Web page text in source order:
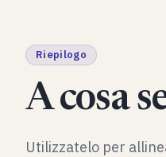
Riepilogo
A cosa
Utilizzatelo per